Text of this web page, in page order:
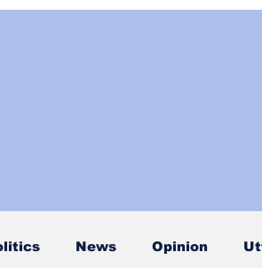
News Opinion